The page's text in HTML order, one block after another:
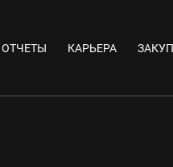
ОТЧЕТЫ КАРЬЕРА